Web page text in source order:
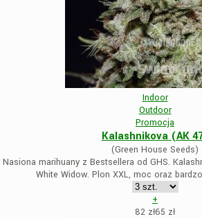
Indoor
Outdoor
Promocja
Kalashnikova (AK
(Green House Seeds)
Nasiona marihuany z Bestsellera od GHS.
White Widow. Plon XXL, moc oraz
+
82 zł65 zł